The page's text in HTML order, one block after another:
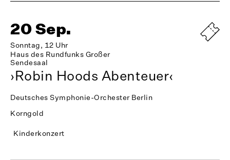
20 Sep.
Sonntag, 12 Uhr
Haus des Rundfunks Großer
Sendesaal
›Robin Hoods Abenteuer‹
Deutsches Symphonie-Orchester Berlin
Korngold
Kinderkonzert